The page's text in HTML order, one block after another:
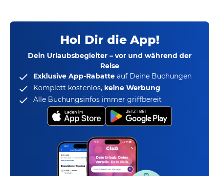
Hol Dir die App!
Dein Urlaubsbegleiter – vor und während der
Reise
Exklusive App-Rabatte auf Deine Buchungen
Komplett kostenlos, keine Werbung
Alle Buchungsinfos immer griffbereit